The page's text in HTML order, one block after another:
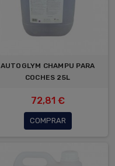
AUTOGLYM CHAMPU PARA
COCHES 25L
72,81 €
COMPRAR